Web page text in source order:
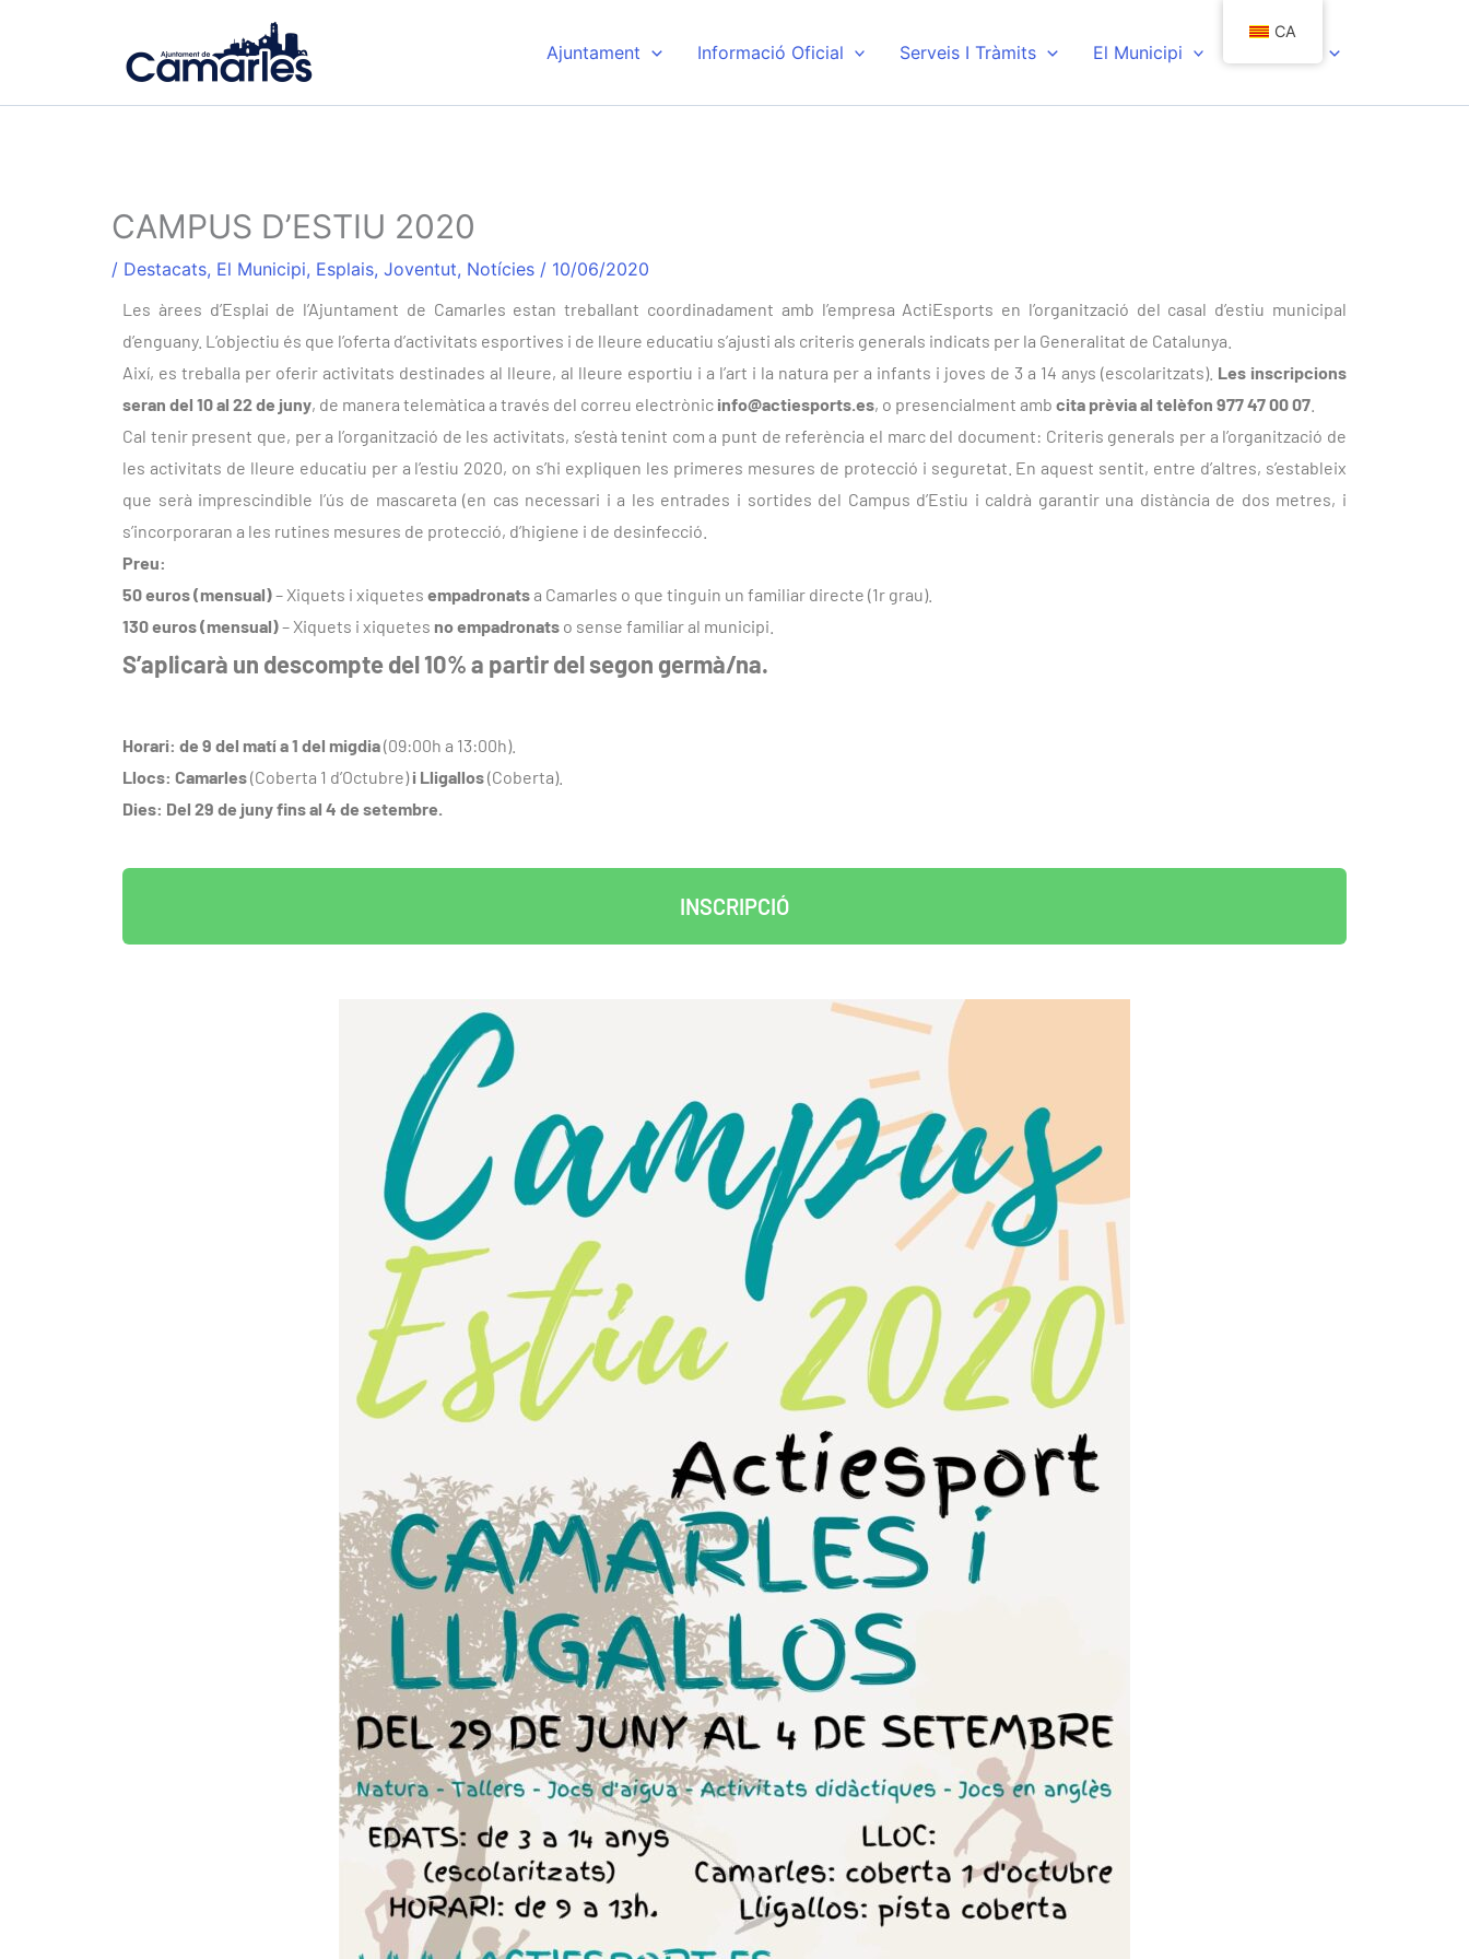
Ajuntament Informació Oficial Serveis I Tràmits El Municipi
CAMPUS D’ESTIU 2020
/ Destacats, El Municipi, Esplais, Joventut, Notícies / 10/06/2020
Les àrees d’Esplai de l’Ajuntament de Camarles estan treballant coordinadament amb l’empresa ActiEsports en l’organització del casal d’estiu municipal
d’enguany. L’objectiu és que l’oferta d’activitats esportives i de lleure educatiu s’ajusti als criteris generals indicats per la Generalitat de Catalunya.
Així, es treballa per oferir activitats destinades al lleure, al lleure esportiu i a l’art i la natura per a infants i joves de 3 a 14 anys (escolaritzats). Les inscripcions
seran del 10 al 22 de juny, de manera telemàtica a través del correu electrònic info@actiesports.es, o presencialment amb cita prèvia al telèfon 977 47 00 07
Cal tenir present que, per a l’organització de les activitats, s’està tenint com a punt de referència el marc del document: Criteris generals per a l’organització de
les activitats de lleure educatiu per a l’estiu 2020, on s’hi expliquen les primeres mesures de protecció i seguretat. En aquest sentit, entre d’altres, s’estableix
que serà imprescindible l’ús de mascareta (en cas necessari i a les entrades i sortides del Campus d’Estiu i caldrà garantir una distància de dos metres, i
s’incorporaran a les rutines mesures de protecció, d’higiene i de desinfecció.
Preu:
50 euros (mensual)– Xiquets i xiquetes empadronatsa Camarles o que tinguin un familiar directe (1r grau).
130 euros (mensual)– Xiquets i xiquetes no empadronats o sense familiar al municipi.
S’aplicarà un descompte del 10% a partir del segon germà/na.
Horari: de 9 del matí a 1 del migdia(09:00h a 13:00h).
Llocs: Camarles(Coberta 1 d’Octubre)i Lligallos(Coberta).
Dies: Del 29 de juny fins al 4 de setembre.
INSCRIPCIÓ
CA